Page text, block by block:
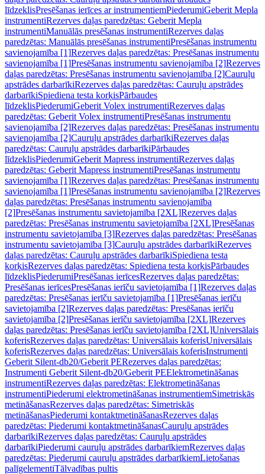
līdzeklisPresēšanas ierīces ar instrumentiemPiederumiGeberit Mepla
instrumentiRezerves daļas paredzētas: Geberit Mepla
instrumentiManuālās presēšanas instrumentiRezerves daļas
paredzētas: Manuālās presēšanas instrumentiPresēšanas instrumentu
savienojamība [1]Rezerves daļas paredzētas: Presēšanas instrumentu
savienojamība [1]Presēšanas instrumentu savienojamība [2]Rezerves
daļas paredzētas: Presēšanas instrumentu savienojamība [2]Cauruļu
apstrādes darbarīkiRezerves daļas paredzētas: Cauruļu apstrādes
darbarīkiSpiediena testa korķisPārbaudes
līdzeklisPiederumiGeberit Volex instrumentiRezerves daļas
paredzētas: Geberit Volex instrumentiPresēšanas instrumentu
savienojamība [2]Rezerves daļas paredzētas: Presēšanas instrumentu
savienojamība [2]Cauruļu apstrādes darbarīkiRezerves daļas
paredzētas: Cauruļu apstrādes darbarīkiPārbaudes
līdzeklisPiederumiGeberit Mapress instrumentiRezerves daļas
paredzētas: Geberit Mapress instrumentiPresēšanas instrumentu
savienojamība [1]Rezerves daļas paredzētas: Presēšanas instrumentu
savienojamība [1]Presēšanas instrumentu savienojamība [2]Rezerves
daļas paredzētas: Presēšanas instrumentu savienojamība
[2]Presēšanas instrumentu savietojamība [2XL]Rezerves daļas
paredzētas: Presēšanas instrumentu savietojamība [2XL]Presēšanas
instrumentu savietojamība [3]Rezerves daļas paredzētas: Presēšanas
instrumentu savietojamība [3]Cauruļu apstrādes darbarīkiRezerves
daļas paredzētas: Cauruļu apstrādes darbarīkiSpiediena testa
korķisRezerves daļas paredzētas: Spiediena testa korķisPārbaudes
līdzeklisPiederumiPresēšanas ierīcesRezerves daļas paredzētas:
Presēšanas ierīcesPresēšanas ierīču savietojamība [1]Rezerves daļas
paredzētas: Presēšanas ierīču savietojamība [1]Presēšanas ierīču
savietojamība [2]Rezerves daļas paredzētas: Presēšanas ierīču
savietojamība [2]Presēšanas ierīču savietojamība [2XL]Rezerves
daļas paredzētas: Presēšanas ierīču savietojamība [2XL]Universālais
koferisRezerves daļas paredzētas: Universālais koferisUniversālais
koferisRezerves daļas paredzētas: Universālais koferisInstrumenti
Geberit Silent-db20/Geberit PERezerves daļas paredzētas:
Instrumenti Geberit Silent-db20/Geberit PEElektrometināšanas
instrumentiRezerves daļas paredzētas: Elektrometināšanas
instrumentiPiederumi elektrometināšanas instrumentiemSimetriskās
metināšanasRezerves daļas paredzētas: Simetriskās
metināšanasPiederumi kontaktmetināšanasRezerves daļas
paredzētas: Piederumi kontaktmetināšanasCauruļu apstrādes
darbarīkiRezerves daļas paredzētas: Cauruļu apstrādes
darbarīkiPiederumi cauruļu apstrādes darbarīkiemRezerves daļas
paredzētas: Piederumi cauruļu apstrādes darbarīkiemLietošanas
palīgelementiTālvadības pultis